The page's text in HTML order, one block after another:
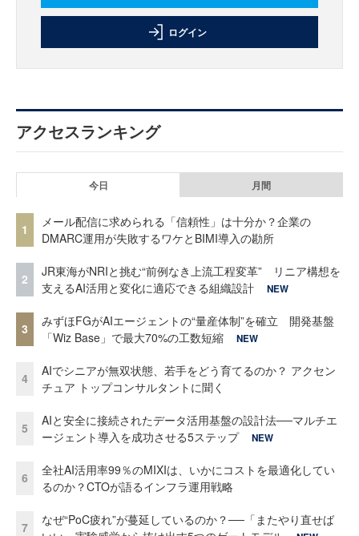
ログイン
アクセスランキング
今日 月間
1
メール配信に求められる「信頼性」は十分か？企業の
DMARC運用が失敗するワケとBIMI導入の勘所
2
JR東海がNRIと挑む“前例なき上流工程変革” リニア構想を
支えるAI活用と変化に適応できる組織設計
NEW
3
みずほFGがAIエージェントの“量産体制”を確立 開発基盤
「Wiz Base」で最大70%の工数短縮
NEW
4
AIでシニアが無双状態、若手をどう育てるのか？ アクセン
チュア トップコンサルタントに聞く
5
AIと安全に接続されたデータ活用基盤の設計法──マルチエ
ージェント導入を成功させる5ステップ
NEW
6
全社AI活用率99％のMIXIは、いかにコストを最適化してい
るのか？CTOが語るインフラ運用戦略
7
なぜ“PoC疲れ”が蔓延しているのか？──「またやり直せば